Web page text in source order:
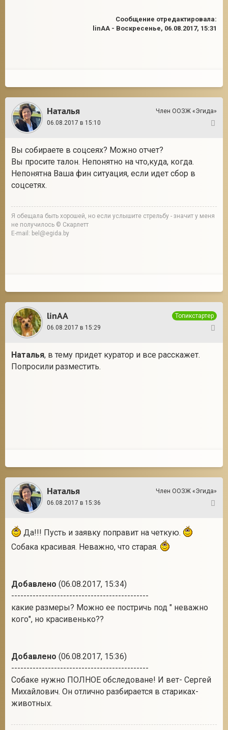
Сообщение отредактировала:
linAA - Воскресенье, 06.08.2017, 15:31
Наталья
Член ООЗЖ «Эгида»
06.08.2017 в 15:10
Вы собираете в соцсеях? Можно отчет?
Вы просите талон. Непонятно на что,куда, когда.
Непонятна Ваша фин ситуация, если идет сбор в
соцсетях.
Я обещала быть хорошей, но если услышите стрельбу - значит у меня
не получилось © Скарлетт
E-mail: bel@egida.by
linAA
Топикстартер
06.08.2017 в 15:29
Наталья, в тему придет куратор и все расскажет.
Попросили разместить.
Наталья
Член ООЗЖ «Эгида»
06.08.2017 в 15:36
Да!!! Пусть и заявку поправит на четкую.
Собака красивая. Неважно, что старая.
Добавлено (06.08.2017, 15:34)
---------------------------------------------
какие размеры? Можно ее постричь под " неважно
кого", но красивенько??
Добавлено (06.08.2017, 15:36)
---------------------------------------------
Собаке нужно ПОЛНОЕ обследоване! И вет- Сергей
Михайлович. Он отлично разбирается в стариках-
животных.